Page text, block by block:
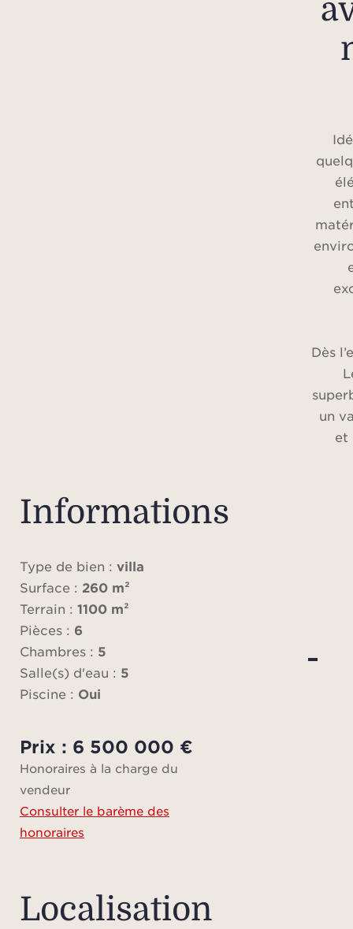
Dès
un
et
Informations
Type de bien : villa
Surface : 260 m²
Terrain : 1100 m²
Pièces : 6
Chambres : 5
Salle(s) d'eau : 5
Piscine : Oui
Prix : 6 500 000 €
Honoraires à la charge du
vendeur
Consulter le barème des
honoraires
Localisation